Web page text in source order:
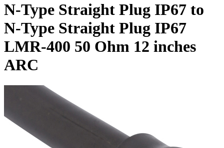
N-Type Straight Plug IP67 to
N-Type Straight Plug IP67
LMR-400 50 Ohm 12 inches
ARC